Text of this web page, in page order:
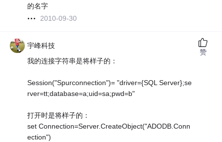
的名字
2010-09-30
宇峰科技
我的连接字符串是将样子的：
Session("Spurconnection")= "driver={SQL Server};se
rver=tt;database=a;uid=sa;pwd=b"
打开时是将样子的：
set Connection=Server.CreateObject("ADODB.Conn
ection")
赞